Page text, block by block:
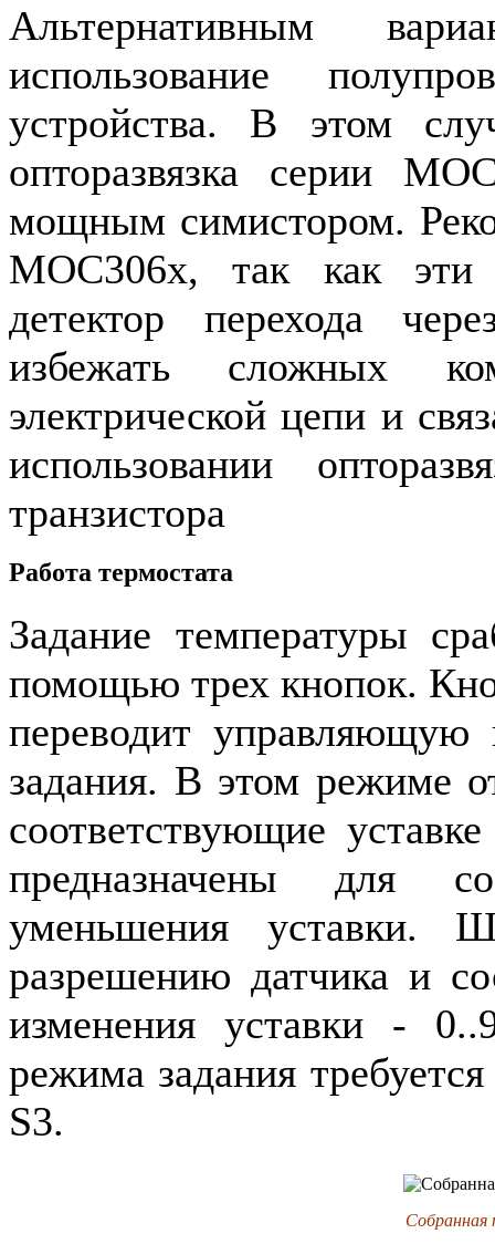
Альтернативным
использование
устройства. В этом
опторазвязка серии
мощным симистором.
MOC306x, так как
детектор перехода
избежать сложных
электрической цепи и
использовании
транзистора
Работа термостата
Задание температуры
помощью трех кнопок.
переводит
задания. В этом режиме
соответствующие
предназначены для
уменьшения уставки.
разрешению датчика и
изменения уставки -
режима задания
S3.
Собранная